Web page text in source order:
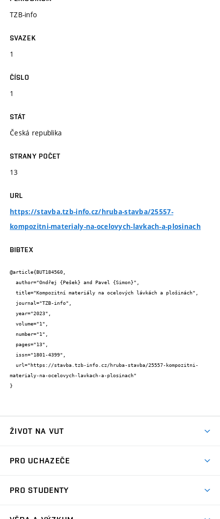
TZB-info
SVAZEK
1
ČÍSLO
1
STÁT
Česká republika
STRANY POČET
13
URL
https://stavba.tzb-info.cz/hruba-stavba/25557-
kompozitni-materialy-na-ocelovych-lavkach-a-plosinach
BIBTEX
@article{BUT184560,
materialy-na-ocelovych-lavkach-a-plosinach"
}
ŽIVOT NA VUT
Koleje
PRO UCHAZEČE
Dny otevřených dveří
PRO STUDENTY